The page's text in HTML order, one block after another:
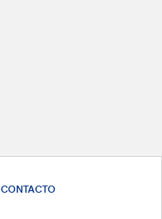
CONTACTO